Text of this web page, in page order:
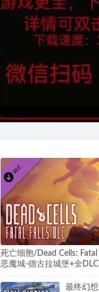
死亡细胞/Dead Cells:
恶魔城-德古拉城堡+全DLC
最终幻